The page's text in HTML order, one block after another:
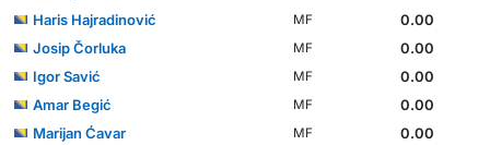
Haris Hajradinović
MF
0.00
Josip Čorluka
MF
0.00
Igor Savić
MF
0.00
Amar Begić
MF
0.00
Marijan Ćavar
MF 0.00